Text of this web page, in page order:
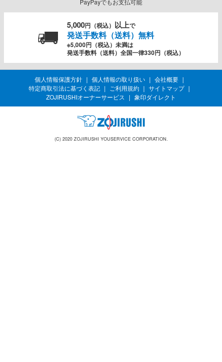
5,000円（税込） 以上で
発送手数料（送料）無料
※5,000円（税込）未満は
発送手数料（送料）全国一律330円（税込）
個人情報保護方針 個人情報の取り扱い
会社概要
特定商取引法に基づく表記
ご利用規約
サイトマップ
ZOJIRUSHIオーナーサービス
象印ダイレクト
(C) 2020 ZOJIRUSHI YOUSERVICE CORPORATION.